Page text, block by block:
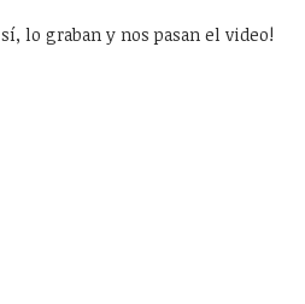
lo graban y nos pasan el video!